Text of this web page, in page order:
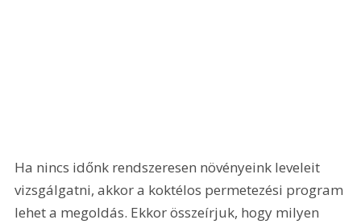
Ha nincs időnk rendszeresen növényeink leveleit
vizsgálgatni, akkor a koktélos permetezési program
lehet a megoldás. Ekkor összeírjuk, hogy milyen